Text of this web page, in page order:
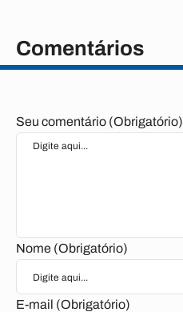
Comentários
Seu comentário (Obrigatório)
Nome (Obrigatório)
E-mail (Obrigatório)